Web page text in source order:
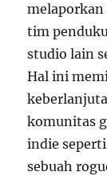
melaporkan
tim
studio lain
Hal ini
komunitas
indie
sebuah